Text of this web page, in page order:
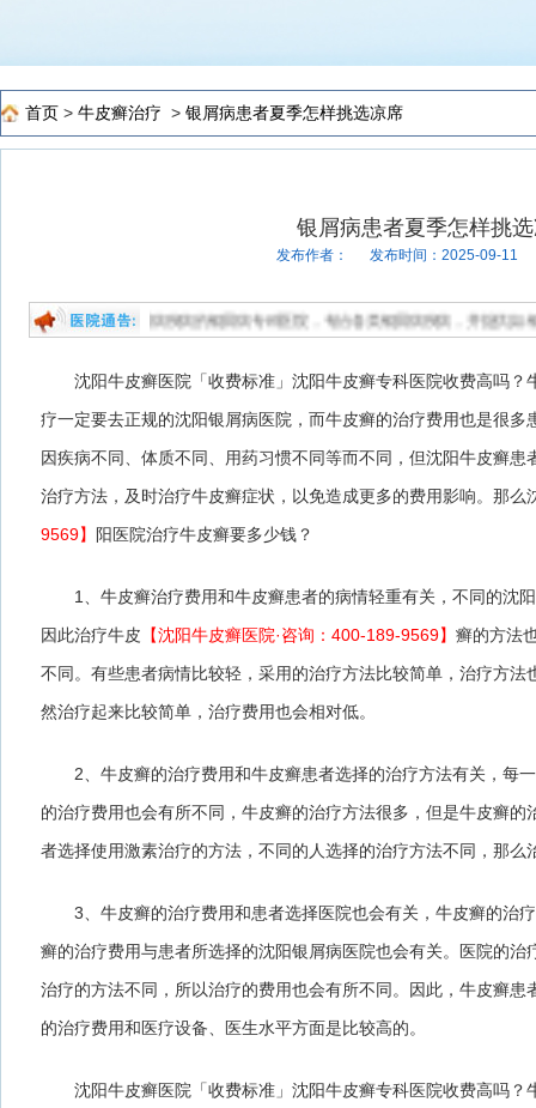
首页 > 牛皮癣治疗 > 银屑病患者夏季怎样挑选凉席
银屑病患者夏季怎样挑
发布作者： 发布时间：2025-09-11
业治疗银屑病疾病的银屑病专科医院，专治各类银屑病疾病，并提供如:银屑病
沈阳牛皮癣医院「收费标准」沈阳牛皮癣专科医院收费高吗？
疗一定要去正规的沈阳银屑病医院，而牛皮癣的治疗费用也是很
因疾病不同、体质不同、用药习惯不同等而不同，但沈阳牛皮癣
治疗方法，及时治疗牛皮癣症状，以免造成更多的费用影响。那么
9569】 阳医院治疗牛皮癣要多少钱？
1、牛皮癣治疗费用和牛皮癣患者的病情轻重有关，不同的沈
因此治疗牛皮 【沈阳牛皮癣医院·咨询：400-189-9569】 癣的方法
不同。有些患者病情比较轻，采用的治疗方法比较简单，治疗方
然治疗起来比较简单，治疗费用也会相对低。
2、牛皮癣的治疗费用和牛皮癣患者选择的治疗方法有关，每
的治疗费用也会有所不同，牛皮癣的治疗方法很多，但是牛皮癣
者选择使用激素治疗的方法，不同的人选择的治疗方法不同，那么
3、牛皮癣的治疗费用和患者选择医院也会有关，牛皮癣的治
癣的治疗费用与患者所选择的沈阳银屑病医院也会有关。医院的
治疗的方法不同，所以治疗的费用也会有所不同。因此，牛皮癣
的治疗费用和医疗设备、医生水平方面是比较高的。
沈阳牛皮癣医院「收费标准」沈阳牛皮癣专科医院收费高吗？